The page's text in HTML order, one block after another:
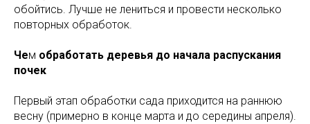
обойтись. Лучше не лениться и провести несколько
повторных обработок.
Чем обработать деревья до начала распускания
почек
Первый этап обработки сада приходится на раннюю
весну (примерно в конце марта и до середины апреля).